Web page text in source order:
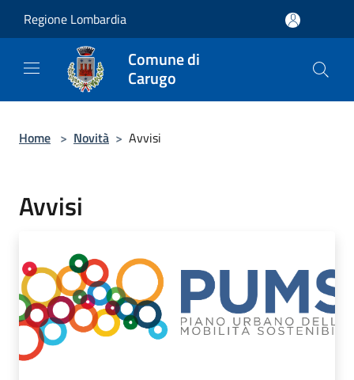
Regione Lombardia
Comune di
Carugo
Home > Novità > Avvisi
Avvisi